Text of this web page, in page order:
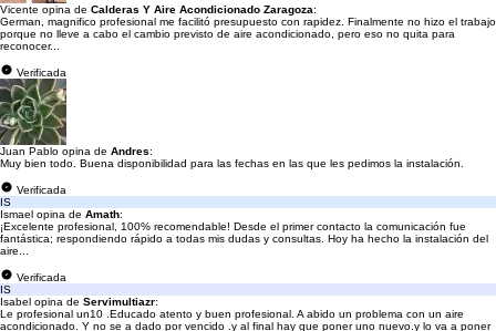
Vicente opina de Calderas Y Aire Acondicionado Zaragoza:
German, magnifico profesional me facilitó presupuesto con rapidez. Finalmente no hizo el trabajo
porque no lleve a cabo el cambio previsto de aire acondicionado, pero eso no quita para
reconocer...
Verificada
Juan Pablo opina de Andres:
Muy bien todo. Buena disponibilidad para las fechas en las que les pedimos la instalación.
Verificada
IS
Ismael opina de Amath:
¡Excelente profesional, 100% recomendable! Desde el primer contacto la comunicación fue
fantástica; respondiendo rápido a todas mis dudas y consultas. Hoy ha hecho la instalación del
aire...
Verificada
IS
Isabel opina de Servimultiazr:
Le profesional un10 .Educado atento y buen profesional. A abido un problema con un aire
acondicionado. Y no se a dado por vencido .y al final hay que poner uno nuevo.y lo va a poner